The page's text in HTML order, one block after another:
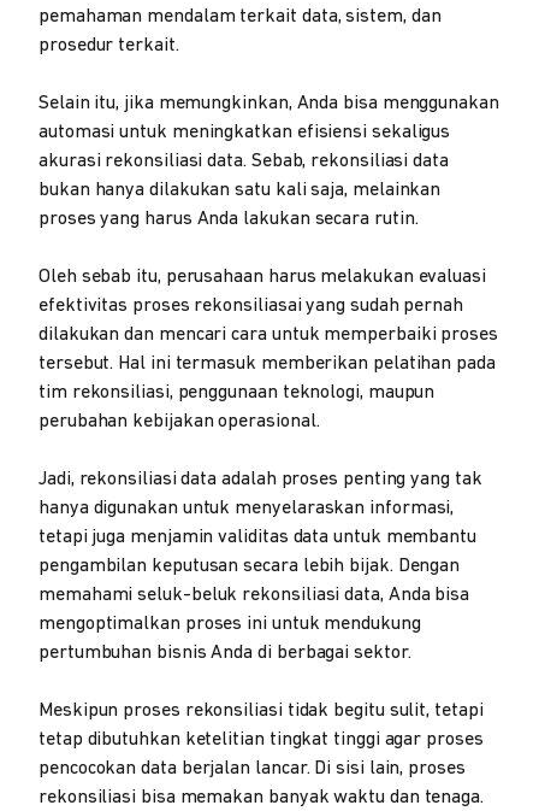
pemahaman mendalam terkait data, sistem, dan
prosedur terkait.
Selain itu, jika memungkinkan, Anda bisa menggunakan
automasi untuk meningkatkan efisiensi sekaligus
akurasi rekonsiliasi data. Sebab, rekonsiliasi data
bukan hanya dilakukan satu kali saja, melainkan
proses yang harus Anda lakukan secara rutin.
Oleh sebab itu, perusahaan harus melakukan evaluasi
efektivitas proses rekonsiliasai yang sudah pernah
dilakukan dan mencari cara untuk memperbaiki proses
tersebut. Hal ini termasuk memberikan pelatihan pada
tim rekonsiliasi, penggunaan teknologi, maupun
perubahan kebijakan operasional.
Jadi, rekonsiliasi data adalah proses penting yang tak
hanya digunakan untuk menyelaraskan informasi,
tetapi juga menjamin validitas data untuk membantu
pengambilan keputusan secara lebih bijak. Dengan
memahami seluk-beluk rekonsiliasi data, Anda bisa
mengoptimalkan proses ini untuk mendukung
pertumbuhan bisnis Anda di berbagai sektor.
Meskipun proses rekonsiliasi tidak begitu sulit, tetapi
tetap dibutuhkan ketelitian tingkat tinggi agar proses
pencocokan data berjalan lancar. Di sisi lain, proses
rekonsiliasi bisa memakan banyak waktu dan tenaga.